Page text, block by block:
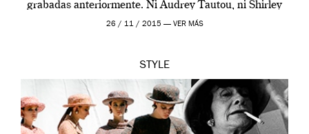
grabadas anteriormente. Ni Audrey Tautou, ni Shirley
McLaine ni ninguna otra. A él […]
26 / 11 / 2015 — VER MÁS
STYLE